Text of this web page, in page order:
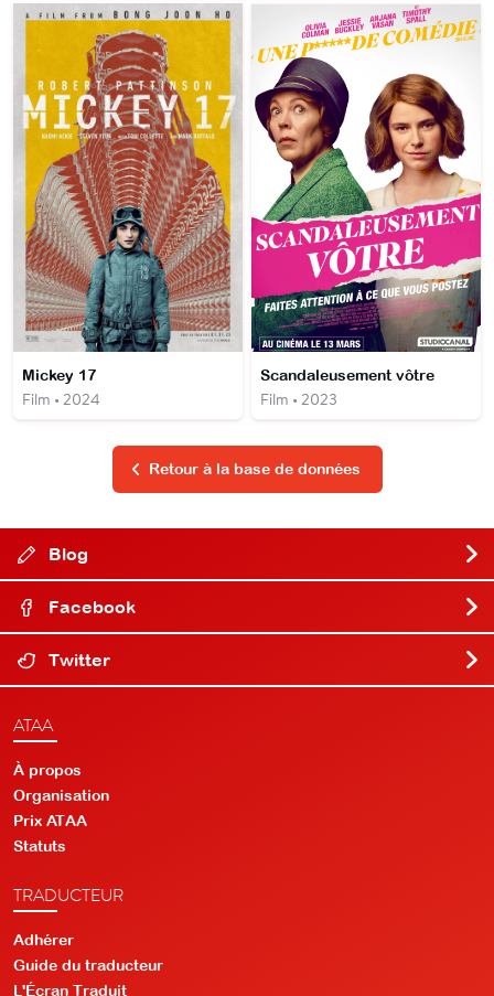
Mickey 17
Film • 2024
Scandaleusement vôtre
Film • 2023
Retour à la base de données
Blog
Facebook
Twitter
ATAA
À propos
Organisation
Prix ATAA
Statuts
TRADUCTEUR
Adhérer
Guide du traducteur
L'Écran Traduit